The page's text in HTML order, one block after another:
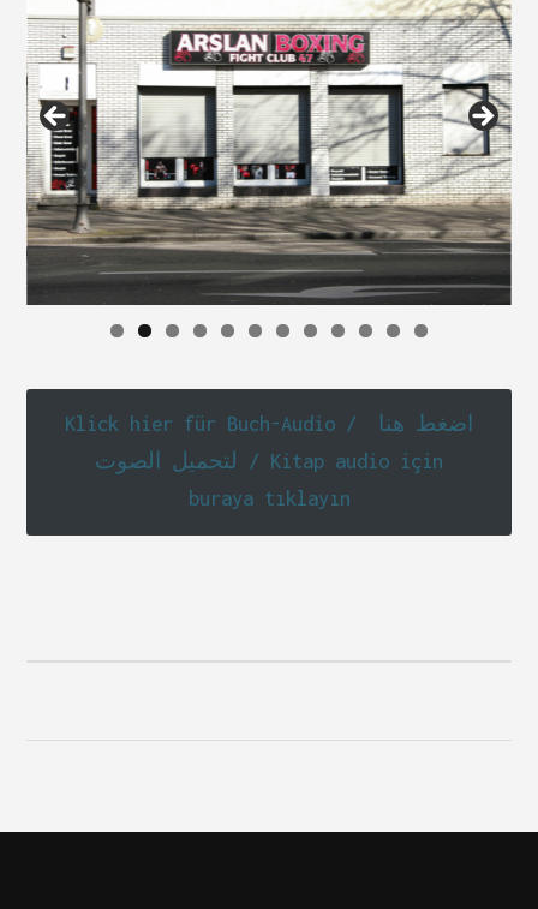
Klick hier für Buch-Audio / اضغط هنا
لتحميل الصوت / Kitap audio için
buraya tıklayın